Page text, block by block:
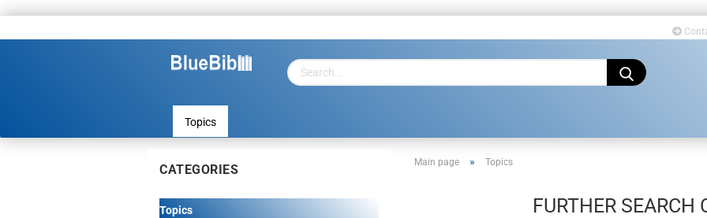
Change language
Topics
Main page » Topics
FURTHER SEARCH
CATEGORIES
Topics